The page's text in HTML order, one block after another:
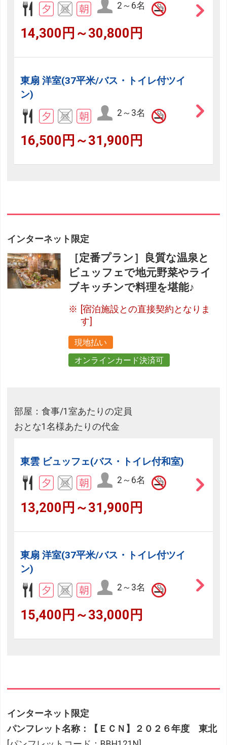
2～6名
14,300円～30,800円
東扇 洋室(37平米/バス・トイレ付ツイ
ン)
2～3名
16,500円～31,900円
インターネット限定
［定番プラン］良質な温泉と
ビュッフェで地元野菜やライ
ブキッチンで料理を堪能♪
[宿泊施設との直接契約となりま
す]
現地払い
オンラインカード決済可
部屋：食事/1室あたりの定員
おとな1名様あたりの代金
東雲 ビュッフェ(バス・トイレ付和室)
2～6名
13,200円～31,900円
東扇 洋室(37平米/バス・トイレ付ツイ
ン)
2～3名
15,400円～33,000円
インターネット限定
パンフレット名称：【ＥＣＮ】２０２６年度 東北